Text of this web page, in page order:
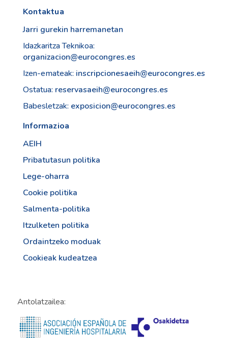
Kontaktua
Jarri gurekin harremanetan
Idazkaritza Teknikoa:
organizacion@eurocongres.es
Izen-emateak: inscripcionesaeih@eurocongres.es
Ostatua: reservasaeih@eurocongres.es
Babesletzak: exposicion@eurocongres.es
Informazioa
AEIH
Pribatutasun politika
Lege-oharra
Cookie politika
Salmenta-politika
Itzulketen politika
Ordaintzeko moduak
Cookieak kudeatzea
Antolatzailea: